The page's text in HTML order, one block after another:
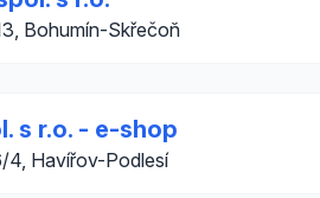
Bohumín-Skřečoň
s r.o. - e-shop
4, Havířov-Podlesí